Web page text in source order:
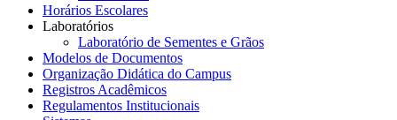
Horários Escolares
Laboratórios
Laboratório de Sementes e Grãos
Modelos de Documentos
Organização Didática do Campus
Registros Acadêmicos
Regulamentos Institucionais